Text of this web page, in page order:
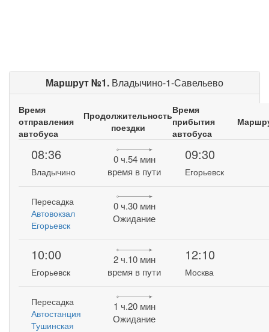
Маршрут №1. Владычино-1-Савельево
Время
отправления
автобуса
Продолжительность
поездки
Время
прибытия
автобуса
08:36
Владычино
0 ч.54 мин
время в пути
09:30
Егорьевск
Пересадка
Автовокзал
Егорьевск
0 ч.30 мин
Ожидание
10:00
Егорьевск
2 ч.10 мин
время в пути
12:10
Москва
Пересадка
Автостанция
Тушинская
1 ч.20 мин
Ожидание